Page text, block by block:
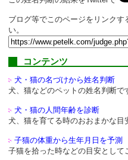
ブログ等でこのページをリンクす
い。
コンテンツ
犬・猫の名づけから姓名判断
犬、猫などのペットの姓名判断で
犬・猫の人間年齢を診断
犬、猫を育てる時のおおまかな目
子猫の体重から生年月日を予測
子猫を拾った時などの目安として